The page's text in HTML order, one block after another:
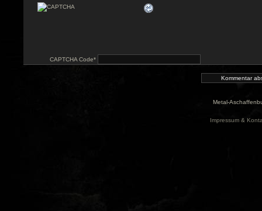
CAPTCHA Code*
Metal-
Impressum &